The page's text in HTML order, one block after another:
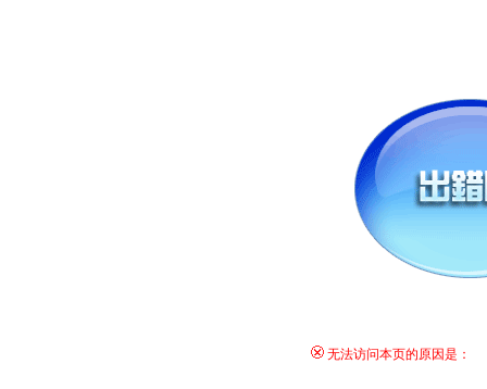
无法访问本页的原因是：